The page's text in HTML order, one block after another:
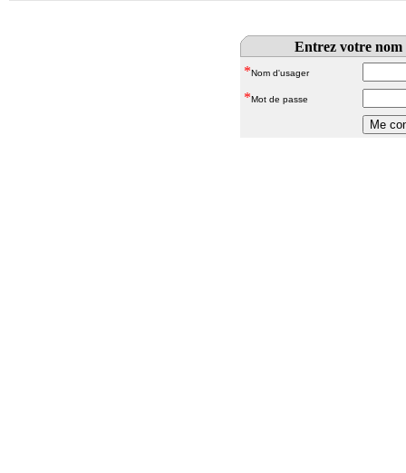
Entrez votre nom
*Nom d'usager
*Mot de passe